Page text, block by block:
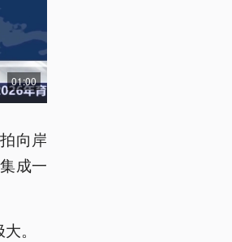
01:00
向岸
成一
。